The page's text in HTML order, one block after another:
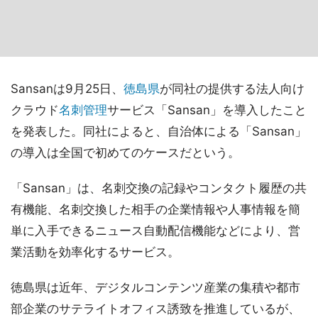
Sansanは9月25日、 徳島県が同社の提供する法人向け
クラウド名刺管理サービス「Sansan」を導入したこと
を発表した。同社によると、自治体による「Sansan」
の導入は全国で初めてのケースだという。
「Sansan」は、名刺交換の記録やコンタクト履歴の共
有機能、名刺交換した相手の企業情報や人事情報を簡
単に入手できるニュース自動配信機能などにより、営
業活動を効率化するサービス。
徳島県は近年、デジタルコンテンツ産業の集積や都市
部企業のサテライトオフィス誘致を推進しているが、